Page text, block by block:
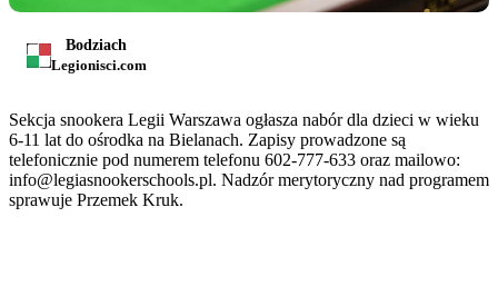
Bodziach
Legionisci.com
Sekcja snookera Legii Warszawa ogłasza nabór dla dzieci w wieku
6-11 lat do ośrodka na Bielanach. Zapisy prowadzone są
telefonicznie pod numerem telefonu 602-777-633 oraz mailowo:
info@legiasnookerschools.pl. Nadzór merytoryczny nad programem
sprawuje Przemek Kruk.